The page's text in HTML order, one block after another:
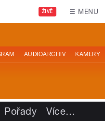
ŽIVĚ MENU
AUDIOARCHIV KAMERY
Pořady Více…